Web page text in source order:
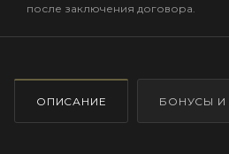
после заключения договора.
ОПИСАНИЕ БОНУСЫ И